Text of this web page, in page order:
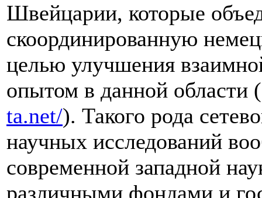
Швейцарии, которые
скоординированную
целью улучшения
опытом в данной области
ta.net/). Такого рода
научных исследований
современной западной
различными фондами и